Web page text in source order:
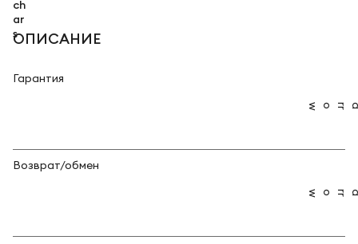
ОПИСАНИЕ
Гарантия
Возврат/обмен